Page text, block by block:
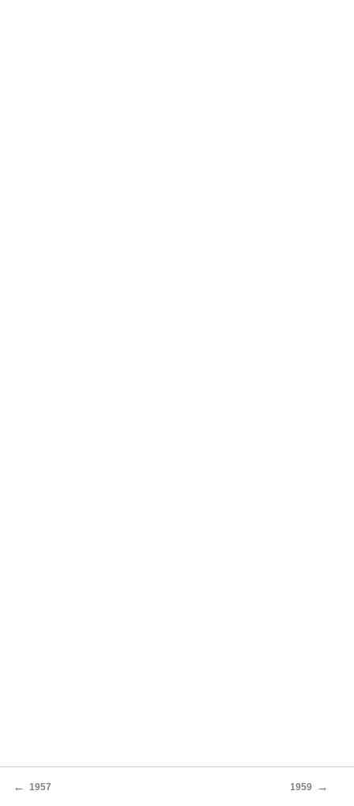
← 1957 1959 →